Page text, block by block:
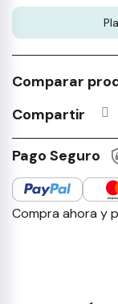
Comparar
Compartir
Pago Seguro
Compra ahora y